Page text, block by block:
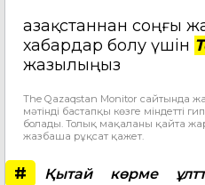
Қазақстаннан соңғы
хабардар болу үшін
жазылыңыз
The Qazaqstan Monitor сайтында
мәтінді бастапқы көзге міндетті
болады. Толық мақаланы қайта
жазбаша рұқсат қажет.
# Қытай көрме